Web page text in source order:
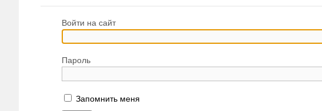
Войти на сайт
Пароль
Запомнить меня